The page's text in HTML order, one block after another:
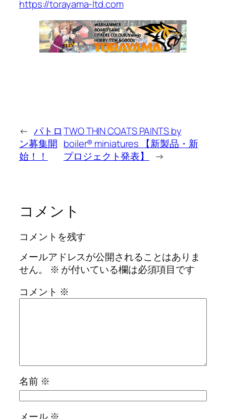
https://torayama-ltd.com
← パトロ
ン募集開
始！！
TWO THIN COATS PAINTS by
boiler®︎ miniatures 【新製品・新
プロジェクト発表】
→
コメント
コメントを残す
メールアドレスが公開されることはありま
せん。
※ が付いている欄は必須項目です
コメント ※
名前 ※